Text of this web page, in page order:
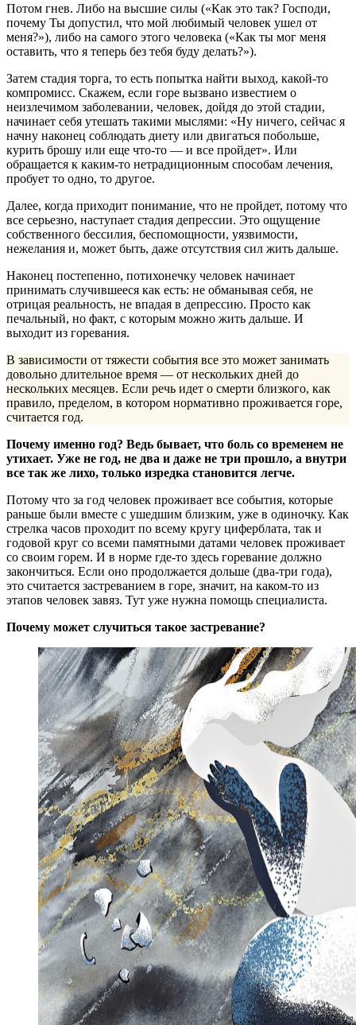
Потом гнев. Либо на высшие силы («Как это так? Господи,
почему Ты допустил, что мой любимый человек ушел от
меня?»), либо на самого этого человека («Как ты мог меня
оставить, что я теперь без тебя буду делать?»).
Затем стадия торга, то есть попытка найти выход, какой-то
компромисс. Скажем, если горе вызвано известием о
неизлечимом заболевании, человек, дойдя до этой стадии,
начинает себя утешать такими мыслями: «Ну ничего, сейчас я
начну наконец соблюдать диету или двигаться побольше,
курить брошу или еще что-то — и все пройдет». Или
обращается к каким-то нетрадиционным способам лечения,
пробует то одно, то другое.
Далее, когда приходит понимание, что не пройдет, потому что
все серьезно, наступает стадия депрессии. Это ощущение
собственного бессилия, беспомощности, уязвимости,
нежелания и, может быть, даже отсутствия сил жить дальше.
Наконец постепенно, потихонечку человек начинает
принимать случившееся как есть: не обманывая себя, не
отрицая реальность, не впадая в депрессию. Просто как
печальный, но факт, с которым можно жить дальше. И
выходит из горевания.
В зависимости от тяжести события все это может занимать
довольно длительное время — от нескольких дней до
нескольких месяцев. Если речь идет о смерти близкого, как
правило, пределом, в котором нормативно проживается горе,
считается год.
Почему именно год? Ведь бывает, что боль со временем не
утихает. Уже не год, не два и даже не три прошло, а внутри
все так же лихо, только изредка становится легче.
Потому что за год человек проживает все события, которые
раньше были вместе с ушедшим близким, уже в одиночку. Как
стрелка часов проходит по всему кругу циферблата, так и
годовой круг со всеми памятными датами человек проживает
со своим горем. И в норме где-то здесь горевание должно
закончиться. Если оно продолжается дольше (два-три года),
это считается застреванием в горе, значит, на каком-то из
этапов человек завяз. Тут уже нужна помощь специалиста.
Почему может случиться такое застревание?